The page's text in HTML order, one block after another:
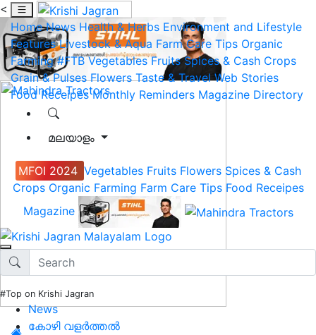
<
Home News Health & Herbs Environment and Lifestyle
Features Livestock & Aqua Farm Care Tips Organic
Farming #FTB Vegetables Fruits Spices & Cash Crops
Grain & Pulses Flowers Taste & Travel Web Stories
Food Receipes Monthly Reminders Magazine Directory
മലയാളം
MFOI 2024 Vegetables Fruits Flowers Spices & Cash
Crops Organic Farming Farm Care Tips Food Receipes
Magazine
#Top on Krishi Jagran
News
കോഴി വളർത്തൽ